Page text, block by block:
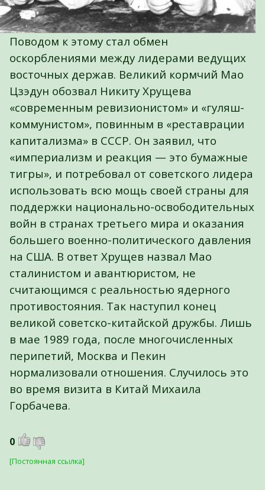
Поводом к этому стал обмен
оскорблениями между лидерами ведущих
восточных держав. Великий кормчий Мао
Цзэдун обозвал Никиту Хрущева
«современным ревизионистом» и «гуляш-
коммунистом», повинным в «реставрации
капитализма» в СССР. Он заявил, что
«империализм и реакция — это бумажные
тигры», и потребовал от советского лидера
использовать всю мощь своей страны для
поддержки национально-освободительных
войн в странах третьего мира и оказания
большего военно-политического давления
на США. В ответ Хрущев назвал Мао
сталинистом и авантюристом, не
считающимся с реальностью ядерного
противостояния. Так наступил конец
великой советско-китайской дружбы. Лишь
в мае 1989 года, после многочисленных
перипетий, Москва и Пекин
нормализовали отношения. Случилось это
во время визита в Китай Михаила
Горбачева.
0
[Постоянная ссылка]